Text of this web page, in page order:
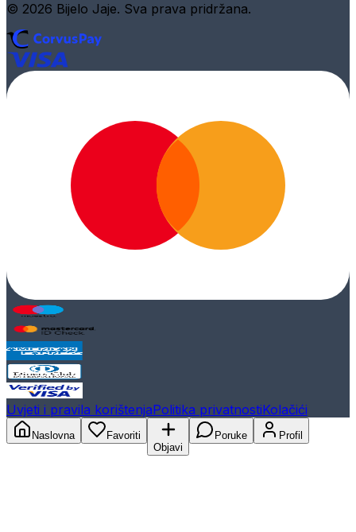
© 2026 Bijelo Jaje. Sva prava pridržana.
Uvjeti i pravila korištenjaPolitika privatnostiKolačići
Naslovna
Favoriti
Objavi
Poruke Profil